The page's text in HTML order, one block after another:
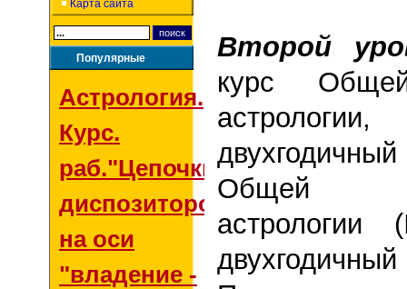
Карта сайта
Популярные
Астрология.
Курс.
раб."Цепочки
диспозиторов
на оси
"владение -
Второй
курс
Общей